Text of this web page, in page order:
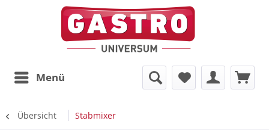
Menü
Übersicht Stabmixer